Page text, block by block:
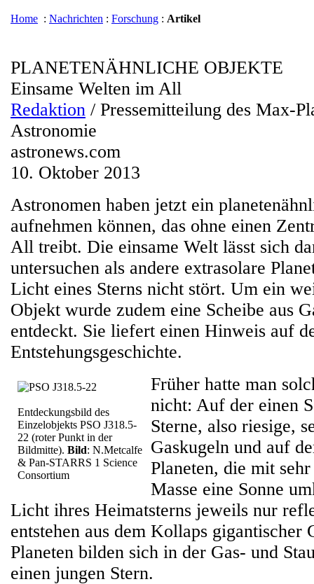
Home : Nachrichten : Forschung : Artikel
PLANETENÄHNLICHE OBJEKTE
Einsame Welten im All
Redaktion / Pressemitteilung des Max-
Astronomie
astronews.com
10. Oktober 2013
Astronomen haben jetzt ein
aufnehmen können, das ohne einen
All treibt. Die einsame Welt lässt sich
untersuchen als andere extrasolare
Licht eines Sterns nicht stört. Um ein
Objekt wurde zudem eine Scheibe aus
entdeckt. Sie liefert einen Hinweis auf
Entstehungsgeschichte.
Entdeckungsbild des
Einzelobjekts PSO J318.5-
22 (roter Punkt in der
Bildmitte). Bild: N.Metcalfe
& Pan-STARRS 1 Science
Consortium
Früher hatte man
nicht: Auf der einen
Sterne, also riesige,
Gaskugeln und auf
Planeten, die mit
Masse eine Sonne
Licht ihres Heimatsterns jeweils nur
entstehen aus dem Kollaps gigantischer
Planeten bilden sich in der Gas- und
einen jungen Stern.